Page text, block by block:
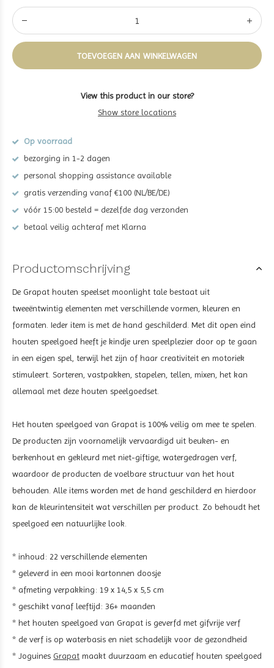
TOEVOEGEN AAN WINKELWAGEN
View this product in our store?
Show store locations
Op voorraad
bezorging in 1-2 dagen
personal shopping assistance available
gratis verzending vanaf €100 (NL/BE/DE)
vóór 15:00 besteld = dezelfde dag verzonden
betaal veilig achteraf met Klarna
Productomschrijving
De Grapat houten speelset moonlight tale bestaat uit
tweeëntwintig elementen met verschillende vormen, kleuren en
formaten. Ieder item is met de hand geschilderd. Met dit open eind
houten speelgoed heeft je kindje uren speelplezier door op te gaan
in een eigen spel, terwijl het zijn of haar creativiteit en motoriek
stimuleert. Sorteren, vastpakken, stapelen, tellen, mixen, het kan
allemaal met deze houten speelgoedset.
Het houten speelgoed van Grapat is 100% veilig om mee te spelen.
De producten zijn voornamelijk vervaardigd uit beuken- en
berkenhout en gekleurd met niet-giftige, watergedragen verf,
waardoor de producten de voelbare structuur van het hout
behouden. Alle items worden met de hand geschilderd en hierdoor
kan de kleurintensiteit wat verschillen per product. Zo behoudt het
speelgoed een natuurlijke look.
* inhoud: 22 verschillende elementen
* geleverd in een mooi kartonnen doosje
* afmeting verpakking: 19 x 14,5 x 5,5 cm
* geschikt vanaf leeftijd: 36+ maanden
* het houten speelgoed van Grapat is geverfd met gifvrije verf
* de verf is op waterbasis en niet schadelijk voor de gezondheid
* Joguines Grapat maakt duurzaam en educatief houten speelgoed